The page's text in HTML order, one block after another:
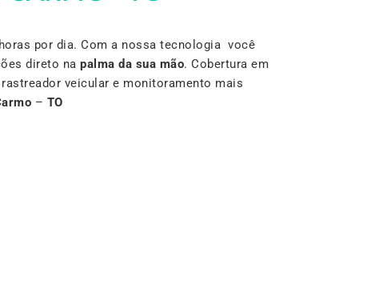
por dia. Com a nossa tecnologia você
direto na palma da sua mão. Cobertura em
rastreador veicular e monitoramento mais
– TO